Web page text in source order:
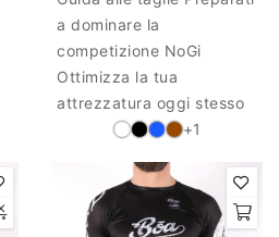
a dominare la
competizione NoGi
Ottimizza la tua
attrezzatura oggi stesso
+1